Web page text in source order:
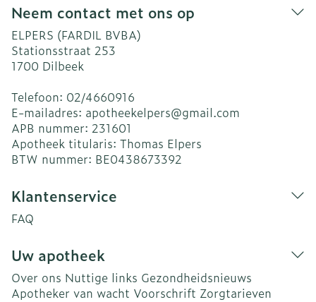
Neem contact met ons op
ELPERS (FARDIL BVBA)
Stationsstraat 253
1700 Dilbeek
Telefoon: 02/4660916
E-mailadres: apotheekelpers@gmail.com
APB nummer: 231601
Apotheek titularis: Thomas Elpers
BTW nummer: BE0438673392
Klantenservice
FAQ
Uw apotheek
Over ons Nuttige links Gezondheidsnieuws
Apotheker van wacht Voorschrift Zorgtarieven